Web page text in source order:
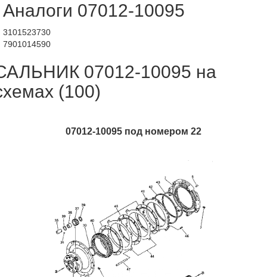
Аналоги 07012-10095
3101523730
7901014590
07012-10095 на
(100)
07012-10095 под номером 22